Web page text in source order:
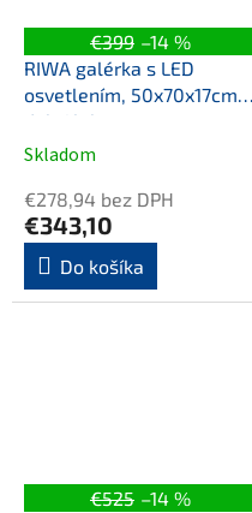
€399 –14 %
RIWA galérka s LED
osvetlením, 50x70x17cm,
dub Alabama
Skladom
€278,94 bez DPH
€343,10
Do košíka
€525 –14 %